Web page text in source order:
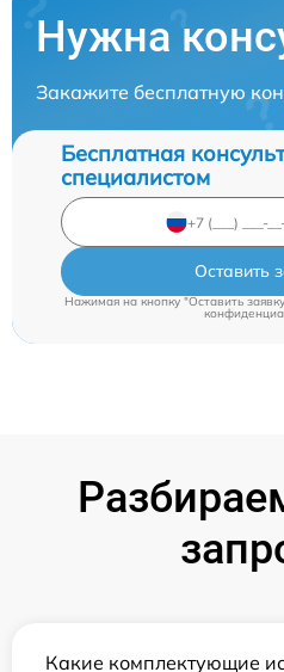
Нужна
Закажите бесплатную
Бесплатная
специалистом
Оставить
Нажимая на кнопку "Оставить
Какие комплектующие